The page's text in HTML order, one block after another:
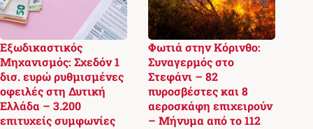
Εξωδικαστικός
Μηχανισμός: Σχεδόν 1
δισ. ευρώ ρυθμισμένες
οφειλές στη Δυτική
Ελλάδα – 3.200
επιτυχείς συμφωνίες
Φωτιά στην Κόρινθο:
Συναγερμός στο
Στεφάνι – 82
πυροσβέστες και 8
αεροσκάφη επιχειρούν
– Μήνυμα από το 112